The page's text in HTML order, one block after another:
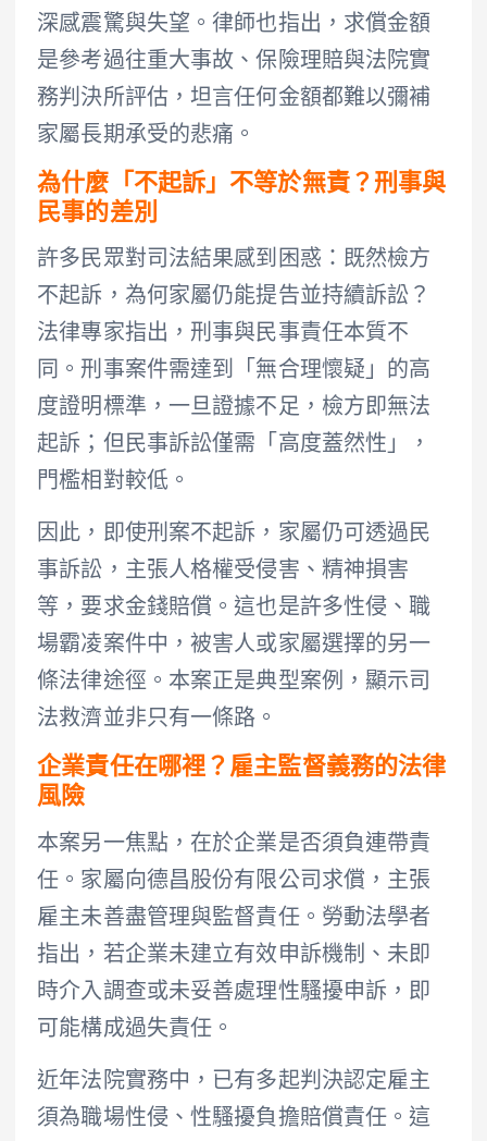
深感震驚與失望。律師也指出，求償金額
是參考過往重大事故、保險理賠與法院實
務判決所評估，坦言任何金額都難以彌補
家屬長期承受的悲痛。
為什麼「不起訴」不等於無責？刑事與
民事的差別
許多民眾對司法結果感到困惑：既然檢方
不起訴，為何家屬仍能提告並持續訴訟？
法律專家指出，刑事與民事責任本質不
同。刑事案件需達到「無合理懷疑」的高
度證明標準，一旦證據不足，檢方即無法
起訴；但民事訴訟僅需「高度蓋然性」，
門檻相對較低。
因此，即使刑案不起訴，家屬仍可透過民
事訴訟，主張人格權受侵害、精神損害
等，要求金錢賠償。這也是許多性侵、職
場霸凌案件中，被害人或家屬選擇的另一
條法律途徑。本案正是典型案例，顯示司
法救濟並非只有一條路。
企業責任在哪裡？雇主監督義務的法律
風險
本案另一焦點，在於企業是否須負連帶責
任。家屬向德昌股份有限公司求償，主張
雇主未善盡管理與監督責任。勞動法學者
指出，若企業未建立有效申訴機制、未即
時介入調查或未妥善處理性騷擾申訴，即
可能構成過失責任。
近年法院實務中，已有多起判決認定雇主
須為職場性侵、性騷擾負擔賠償責任。這